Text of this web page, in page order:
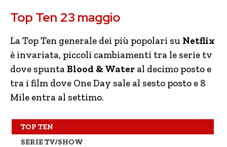
– White Lines (1 stagione)
– The Last Dance (docu-serie)
– SKAM Italia (4 stagioni)
– Vis a Vis (4 stagioni)
– Outer Banks (stagione 1 doppiata)
– Prison Break (5 stagioni)
– Cell Block 99 Nessuno può fermarmi
– La Missy Sbagliata
– Ti amo, imbecille
– Un uragano all’improvviso
= One Day
= Storia di un Fantasma
Top Ten 23 maggio
La Top Ten generale dei più popolari su Netflix
è invariata, piccoli cambiamenti tra le serie tv
dove spuntaBlood & Water al decimo posto e
tra i film dove One Day sale al sesto posto e 8
Mile entra al settimo.
TOP TEN
SERIE TV/SHOW